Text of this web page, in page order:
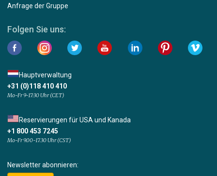
Anfrage der Gruppe
Folgen Sie uns:
Hauptverwaltung
+31 (0)118 410 410
Mo-Fr 9-17:30 Uhr (CET)
Reservierungen für USA und Kanada
+1 800 453 7245
Mo-Fr 9.00-17.30 Uhr (CST)
Newsletter abonnieren: